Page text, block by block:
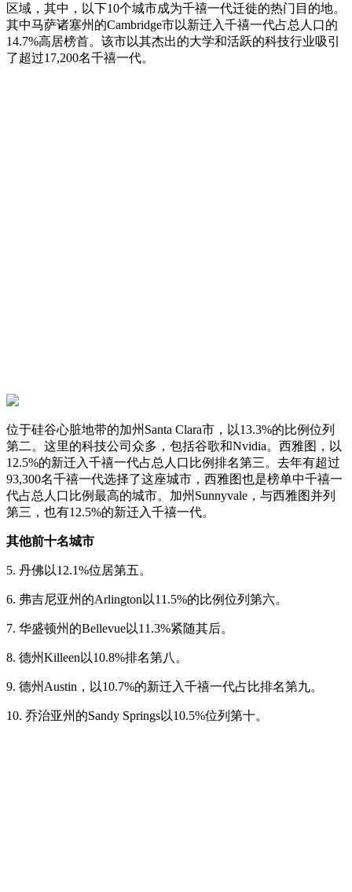
区域，其中，以下10个城市成为千禧一代迁徙的热门目的地。
其中马萨诸塞州的Cambridge市以新迁入千禧一代占总人口的
14.7%高居榜首。该市以其杰出的大学和活跃的科技行业吸引
了超过17,200名千禧一代。
位于硅谷心脏地带的加州Santa Clara市，以13.3%的比例位列
第二。这里的科技公司众多，包括谷歌和Nvidia。西雅图，以
12.5%的新迁入千禧一代占总人口比例排名第三。去年有超过
93,300名千禧一代选择了这座城市，西雅图也是榜单中千禧一
代占总人口比例最高的城市。加州Sunnyvale，与西雅图并列
第三，也有12.5%的新迁入千禧一代。
其他前十名城市
5. 丹佛以12.1%位居第五。
6. 弗吉尼亚州的Arlington以11.5%的比例位列第六。
7. 华盛顿州的Bellevue以11.3%紧随其后。
8. 德州Killeen以10.8%排名第八。
9. 德州Austin，以10.7%的新迁入千禧一代占比排名第九。
10. 乔治亚州的Sandy Springs以10.5%位列第十。